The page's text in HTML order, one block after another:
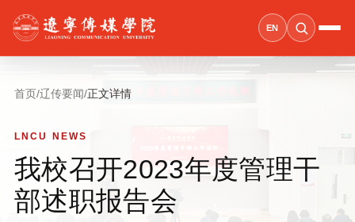
EN
首页/辽传要闻/正文详情
LNCU NEWS
我校召开2023年度管理干
部述职报告会